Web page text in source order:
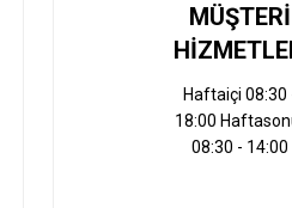
MÜŞTERİ
Haftaiçi 08:30
18:00
08:30 - 14:00